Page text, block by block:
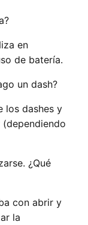
en
de batería.
un dash?
los dashes y
¿Qué
con abrir y
la